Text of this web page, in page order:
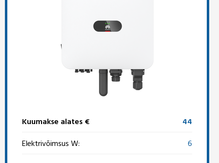
Kuumakse alates €
44
Elektrivõimsus W:
6